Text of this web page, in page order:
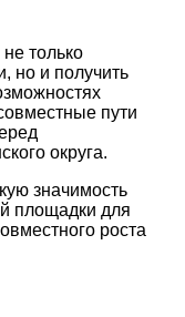
только
но и получить
пути
округа.
значимость
площадки для
роста